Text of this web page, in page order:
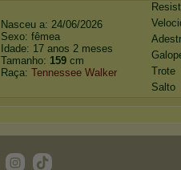
Nasceu a: 24/06/2026
Sexo: fêmea
Idade: 17 anos 2 meses
Tamanho: 159 cm
Raça: Tennessee Walker
Trote
Salto